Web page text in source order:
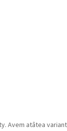
Avem atâtea